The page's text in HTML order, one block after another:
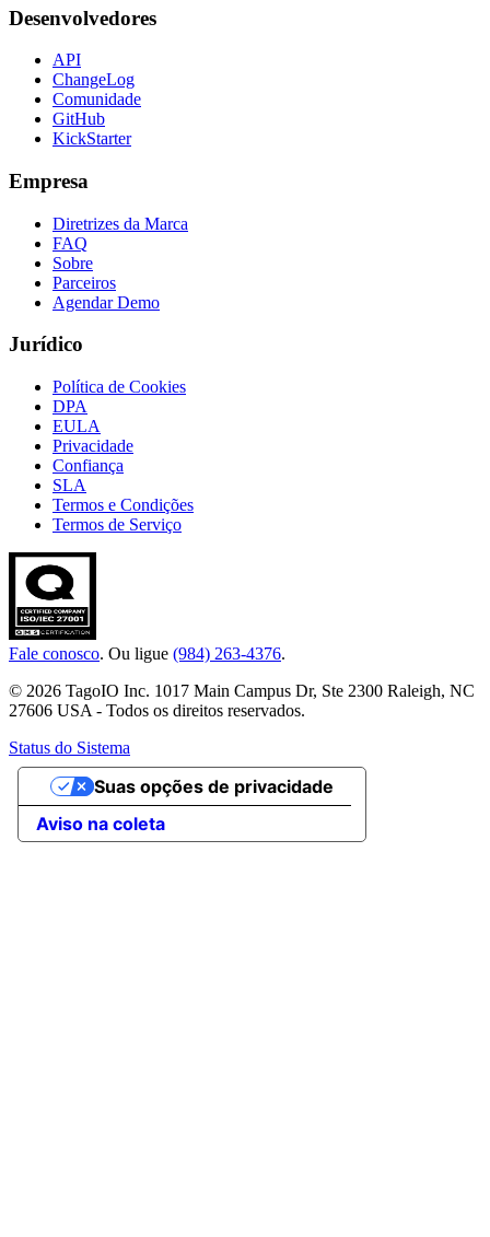
Desenvolvedores
API
ChangeLog
Comunidade
GitHub
KickStarter
Empresa
Diretrizes da Marca
FAQ
Sobre
Parceiros
Agendar Demo
Jurídico
Política de Cookies
DPA
EULA
Privacidade
Confiança
SLA
Termos e Condições
Termos de Serviço
Fale conosco. Ou ligue (984) 263-4376.
© 2026 TagoIO Inc. 1017 Main Campus Dr, Ste 2300 Raleigh, NC
27606 USA - Todos os direitos reservados.
Status do Sistema
Aviso na coleta
Suas opções de privacidade